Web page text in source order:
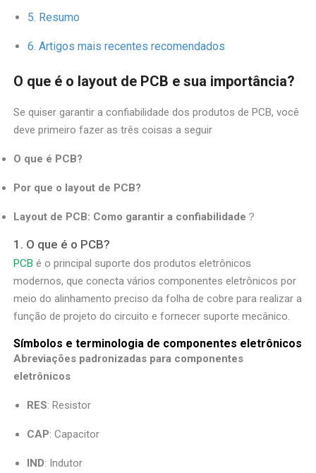
Resumo
Artigos mais recentes recomendados
O que é o layout de PCB e sua importância?
Se quiser garantir a confiabilidade dos produtos de PCB, você
deve primeiro fazer as três coisas a seguir
O que é PCB?
Por que o layout de PCB?
Layout de PCB: Como garantir a confiabilidade ？
1. O que é o PCB?
PCB é o principal suporte dos produtos eletrônicos
modernos, que conecta vários componentes eletrônicos por
meio do alinhamento preciso da folha de cobre para realizar a
função de projeto do circuito e fornecer suporte mecânico.
Símbolos e terminologia de componentes eletrônicos
Abreviações padronizadas para componentes
eletrônicos
RES: Resistor
CAP: Capacitor
IND: Indutor